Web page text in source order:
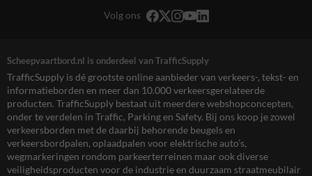
Volg ons
Scheepvaartbord.nl is onderdeel van TrafficSupply
TrafficSupply is dé grootste online aanbieder van verkeers-, tekst- en
informatieborden en meer dan 10.000 verkeersgerelateerde
producten. TrafficSupply bestaat uit meerdere webshopconcepten,
onder te verdelen in Traffic, Parking en Safety. Bij ons koop je zowel
verkeersborden met de daarbij behorende beugels en
verkeersbordpalen, oplaadpalen voor elektrische auto’s,
wegmarkeringen rondom parkeerterreinen maar ook diverse
veiligheidsproducten voor de industrie en duurzaam straatmeubilair